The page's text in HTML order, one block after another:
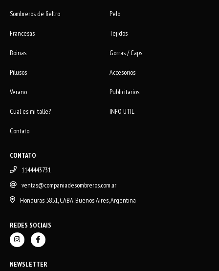
Sombreros de fieltro Pelo
Francesas Tejidos
Boinas Gorras / Caps
Pilusos Accesorios
Verano Publicitarios
Cual es mi talle? INFO UTIL
Contato
CONTATO
1144443731
ventas@companiadesombreros.com.ar
Honduras 5851, CABA, Buenos Aires, Argentina
REDES SOCIAIS
NEWSLETTER